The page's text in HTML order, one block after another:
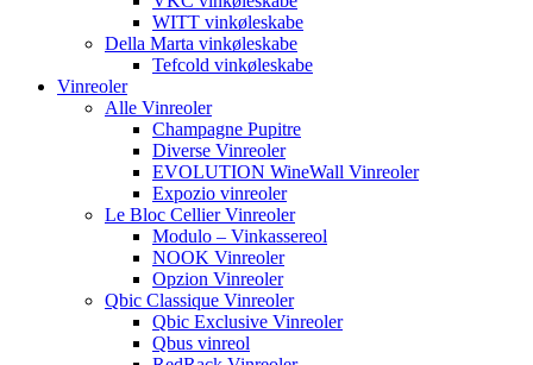
WITT vinkøleskabe
Della Marta vinkøleskabe
Tefcold vinkøleskabe
Vinreoler
Alle Vinreoler
Champagne Pupitre
Diverse Vinreoler
EVOLUTION WineWall Vinreoler
Expozio vinreoler
Le Bloc Cellier Vinreoler
Modulo – Vinkassereol
NOOK Vinreoler
Opzion Vinreoler
Qbic Classique Vinreoler
Qbic Exclusive Vinreoler
Qbus vinreol